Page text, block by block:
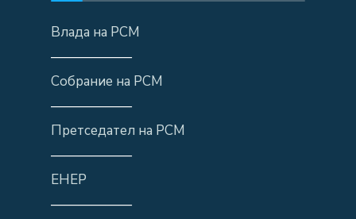
Влада на РСМ
——————
Собрание на РСМ
——————
Претседател на РСМ
——————
ЕНЕР
——————